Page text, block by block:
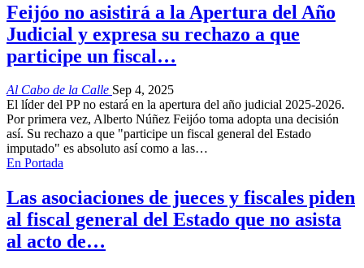
Feijóo no asistirá a la Apertura del Año
Judicial y expresa su rechazo a que
participe un fiscal…
Al Cabo de la Calle Sep 4, 2025
El líder del PP no estará en la apertura del año judicial 2025-2026.
Por primera vez, Alberto Núñez Feijóo toma adopta una decisión
así. Su rechazo a que "participe un fiscal general del Estado
imputado" es absoluto así como a las…
En Portada
Las asociaciones de jueces y fiscales piden
al fiscal general del Estado que no asista
al acto de…